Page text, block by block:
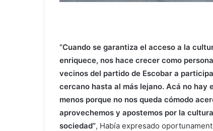
“Cuando se garantiza el acceso a la
enriquece, nos hace crecer como
vecinos del partido de Escobar a
cercano hasta al más lejano. Acá no hay
menos porque no nos queda cómodo
aprovechemos y apostemos por la
sociedad”, Había expresado